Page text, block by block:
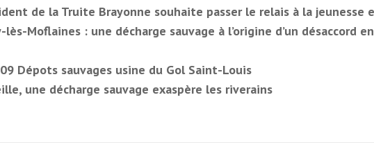
de la Truite Brayonne souhaite passer le relais à la jeunesse
Moflaines : une décharge sauvage à l’origine d’un désaccord
Dépots sauvages usine du Gol Saint-Louis
une décharge sauvage exaspère les riverains